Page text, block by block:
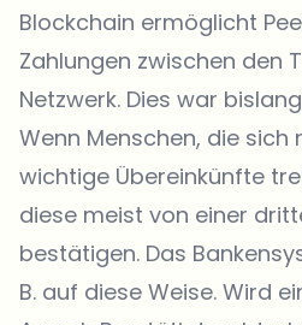
Blockchain ermöglicht
Zahlungen zwischen den
Netzwerk. Dies war
Wenn Menschen, die sich
wichtige Übereinkünfte
diese meist von einer
bestätigen. Das
B. auf diese Weise. Wird